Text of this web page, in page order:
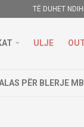
TË DUHET
ULJE
PËR BLERJE